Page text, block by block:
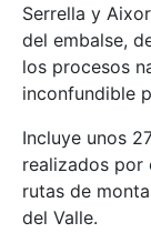
Serrella y
del embalse,
los procesos
inconfundible
Incluye unos
realizados por
rutas de
del Valle.